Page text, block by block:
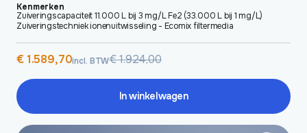
Kenmerken
Zuiveringscapaciteit 11.000 L bij 3 mg/L Fe2 (33.000 L bij 1 mg/L)
Zuiveringstechniek ionenuitwisseling - Ecomix filtermedia
€1.924,00
Oorspronkelijke
was:
€ 1.924,00.
€1.589,70
Huidige
is:
€ 1.589,70.
incl. BTW
In winkelwagen